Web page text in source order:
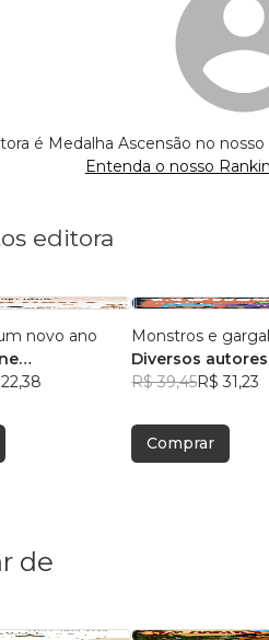
é Medalha Ascensão no
Entenda o nosso
editora
novo ano
Monstros e
Diversos autores
R$ 39,45R$ 31,23
Comprar
de